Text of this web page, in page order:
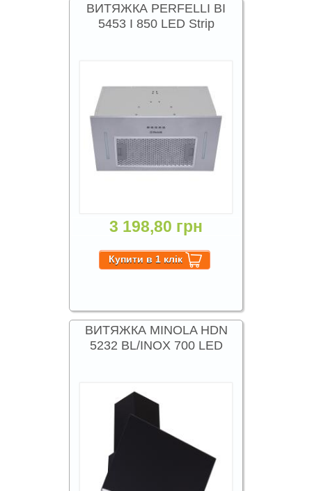
ВИТЯЖКА PERFELLI BI
5453 I 850 LED Strip
3 198,80 грн
ВИТЯЖКА MINOLA HDN
5232 BL/INOX 700 LED